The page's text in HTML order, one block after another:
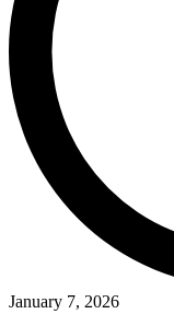
January 7, 2026